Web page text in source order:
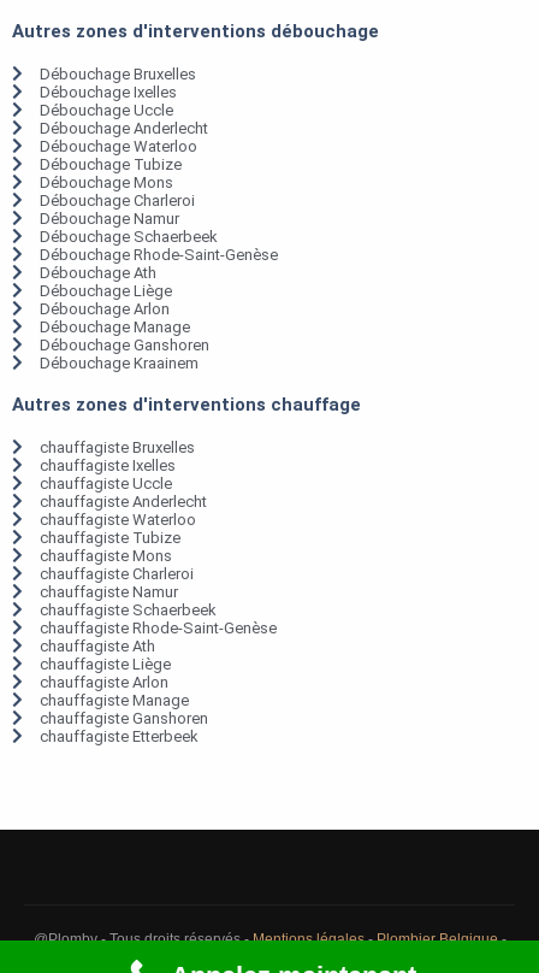
Autres zones d'interventions débouchage
Débouchage Bruxelles
Débouchage Ixelles
Débouchage Uccle
Débouchage Anderlecht
Débouchage Waterloo
Débouchage Tubize
Débouchage Mons
Débouchage Charleroi
Débouchage Namur
Débouchage Schaerbeek
Débouchage Rhode-Saint-Genèse
Débouchage Ath
Débouchage Liège
Débouchage Arlon
Débouchage Manage
Débouchage Ganshoren
Débouchage Kraainem
Autres zones d'interventions chauffage
chauffagiste Bruxelles
chauffagiste Ixelles
chauffagiste Uccle
chauffagiste Anderlecht
chauffagiste Waterloo
chauffagiste Tubize
chauffagiste Mons
chauffagiste Charleroi
chauffagiste Namur
chauffagiste Schaerbeek
chauffagiste Rhode-Saint-Genèse
chauffagiste Ath
chauffagiste Liège
chauffagiste Arlon
chauffagiste Manage
chauffagiste Ganshoren
chauffagiste Etterbeek
@Plomby - Tous droits réservés -Mentions légales-Plombier Belgique-
Débouchage Belgique